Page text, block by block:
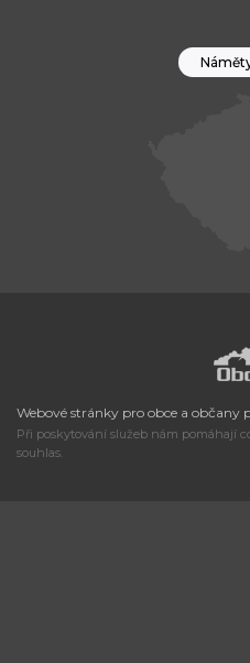
Webové stránky pro obce a občany
Při poskytování služeb nám pomáhají
souhlas.